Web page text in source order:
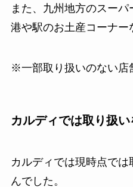
また、九州地方のスー
港や駅のお土産コーナー
※一部取り扱いのない店
カルディでは取り扱
カルディでは現時点で
んでした。